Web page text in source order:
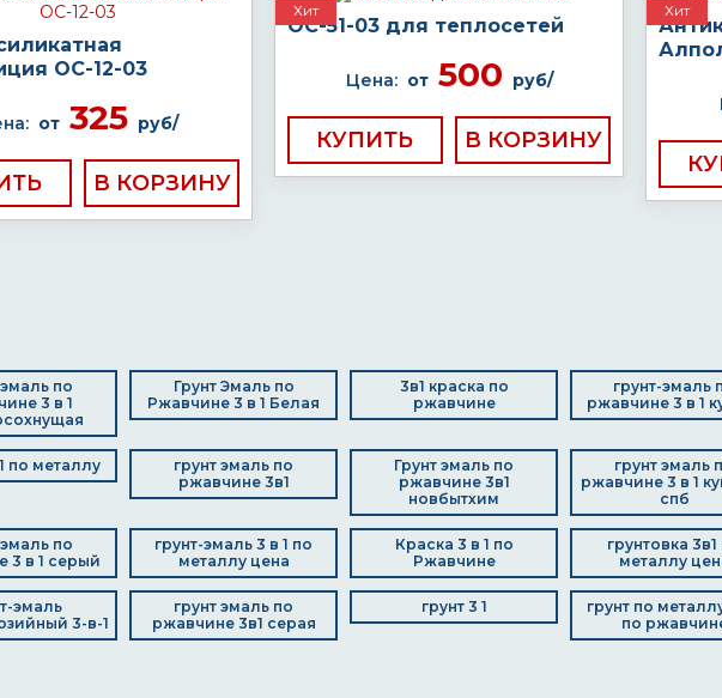
ОС-12-03
от 325 руб/
Хит
ОС-51-03 для теплосетей
Цена: от500 руб/
КУПИТЬ
Хит
эмаль по
3 в 1
Грунт Эмаль по
Ржавчине 3 в 1 Белая
3в1 краска по
ржавчине
грунт-эмаль
ржавчине 3 в 1
по металлу
грунт эмаль по
ржавчине 3в1
Грунт эмаль по
ржавчине 3в1
новбытхим
грунт эмаль
ржавчине 3 в 1
спб
эмаль по
3 в 1 серый
грунт-эмаль 3 в 1 по
металлу цена
Краска 3 в 1 по
Ржавчине
грунтовка 3в1
металлу
эмаль
3-в-1
грунт эмаль по
ржавчине 3в1 серая
грунт 3 1
грунт по
по